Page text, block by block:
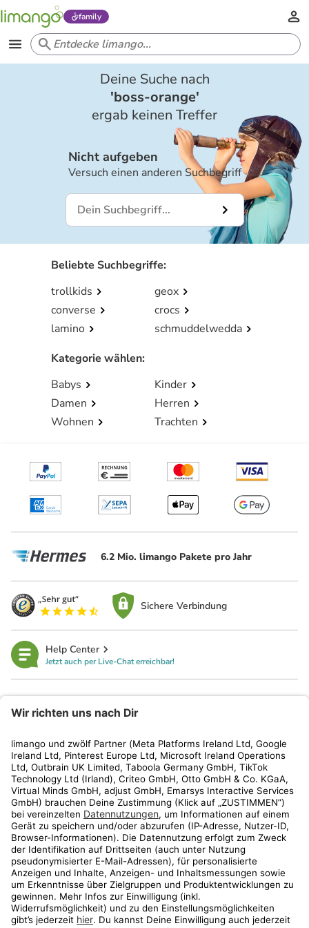
family
Deine Suche nach
'boss-orange'
ergab keinen Treffer
Nicht aufgeben
Versuch einen anderen Suchbegriff
Beliebte Suchbegriffe:
trollkids
geox
converse
crocs
lamino
schmuddelwedda
Kategorie wählen:
Babys
Kinder
Damen
Herren
Wohnen
Trachten
6.2 Mio. limango Pakete pro Jahr
Sichere Verbindung
Help Center
Jetzt auch per Live-Chat erreichbar!
Kundenservice
Shop
Aktionen
Travel